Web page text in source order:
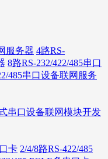
服务器 4路RS-
8路RS-232/422/485串口
485串口设备联网服务
串口设备联网模块开发
卡 2/4/8路RS-422/485